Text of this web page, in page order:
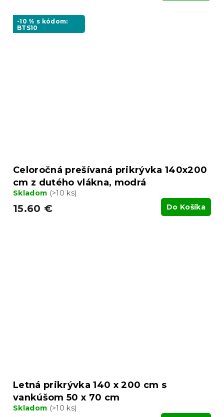
-10 % s kódom:
BTS10
Celoročná prešívaná prikrývka 140x200
cm z dutého vlákna, modrá
Skladom (>10 ks)
15.60 € Do Košíka
Letná prikrývka 140 x 200 cm s
vankúšom 50 x 70 cm
Skladom (>10 ks)